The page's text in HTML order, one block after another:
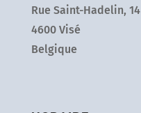
Rue Saint-Hadelin, 14
4600 Visé
Belgique